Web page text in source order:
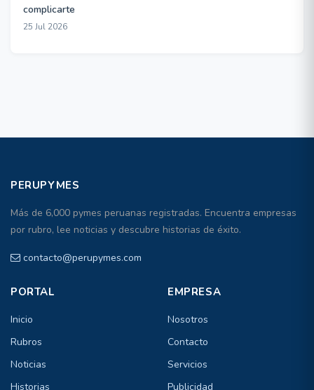
complicarte
25 Jul 2026
PERUPYMES
Más de 6,000 pymes peruanas registradas. Encuentra empresas
por rubro, lee noticias y descubre historias de éxito.
contacto@perupymes.com
PORTAL
Inicio
Rubros
Noticias
Historias
EMPRESA
Nosotros
Contacto
Servicios
Publicidad